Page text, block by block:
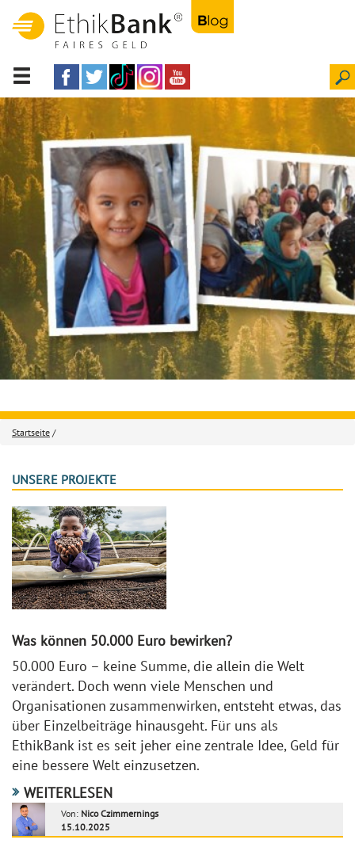
Startseite /
UNSERE PROJEKTE
Was können 50.000 Euro bewirken?
50.000 Euro – keine Summe, die allein die Welt
verändert. Doch wenn viele Menschen und
Organisationen zusammenwirken, entsteht etwas, das
über Einzelbeiträge hinausgeht. Für uns als
EthikBank ist es seit jeher eine zentrale Idee, Geld für
eine bessere Welt einzusetzen.
WEITERLESEN
Von: Nico Czimmernings
15.10.2025